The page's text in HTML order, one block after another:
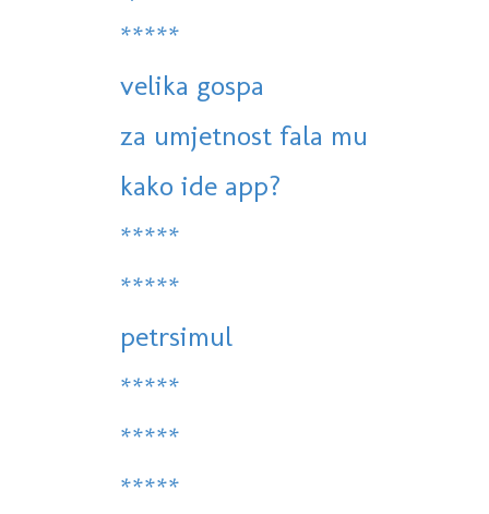
*****
velika gospa
za umjetnost fala mu
kako ide app?
*****
*****
petrsimul
*****
*****
*****